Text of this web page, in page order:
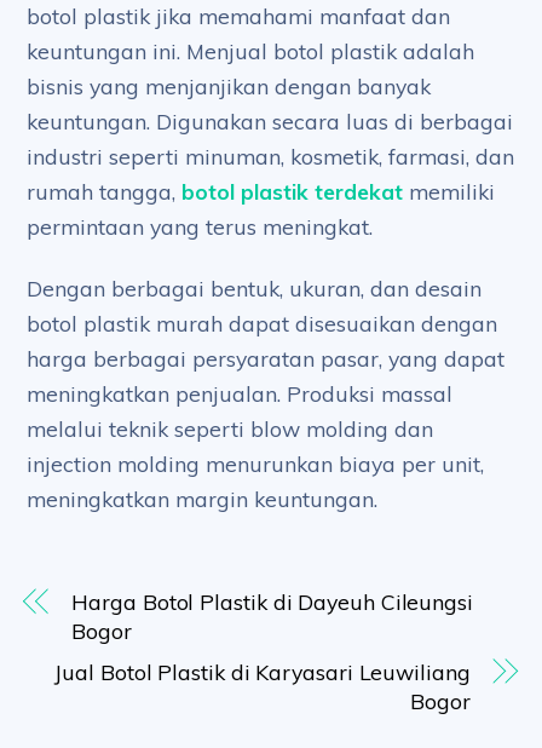
botol plastik jika memahami manfaat dan
keuntungan ini. Menjual botol plastik adalah
bisnis yang menjanjikan dengan banyak
keuntungan. Digunakan secara luas di berbagai
industri seperti minuman, kosmetik, farmasi, dan
rumah tangga, botol plastik terdekat memiliki
permintaan yang terus meningkat.
Dengan berbagai bentuk, ukuran, dan desain
botol plastik murah dapat disesuaikan dengan
harga berbagai persyaratan pasar, yang dapat
meningkatkan penjualan. Produksi massal
melalui teknik seperti blow molding dan
injection molding menurunkan biaya per unit,
meningkatkan margin keuntungan.
Harga Botol Plastik di Dayeuh Cileungsi
Bogor
Jual Botol Plastik di Karyasari Leuwiliang
Bogor